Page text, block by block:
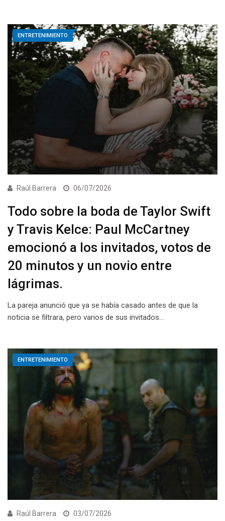
ENTRETENIMIENTO
Raúl Barrera 06/07/2026
Todo sobre la boda de Taylor Swift
y Travis Kelce: Paul McCartney
emocionó a los invitados, votos de
20 minutos y un novio entre
lágrimas.
La pareja anunció que ya se había casado antes de que la
noticia se filtrara, pero varios de sus invitados…
ENTRETENIMIENTO
Raúl Barrera 03/07/2026